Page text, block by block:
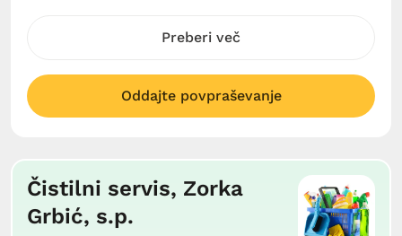
Preberi več
Oddajte povpraševanje
Čistilni servis, Zorka
Grbić, s.p.